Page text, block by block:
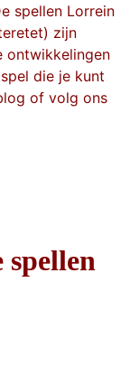
spellen Lorrein
zijn
ontwikkelingen
die je kunt
of volg ons
spellen